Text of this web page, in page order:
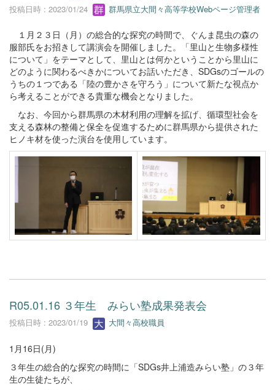
投稿日時 : 2023/01/24 群馬県立大間々高等学校Webページ管理者
１月２３日（月）の総合的な探究の時間で、ぐんま昆虫の森の
服部氏をお招きして講演会を開催しました。「里山と生物多様性
について」をテーマとして、里山とは何かということから里山に
どのように関わるべきかについてお話いただき、SDGsのゴールの
うちの１つである「陸の豊かさを守ろう」について新たな視点か
ら考えることができる貴重な機会となりました。
なお、今回から群馬県の木材利用の理解を拡げ、循環型社会を
支える森林の整備と保全を促進するために群馬県から提供された
ヒノキ材を使った演台を使用しています。
R05.01.16 ３年生 みらい塾成果発表会
投稿日時 : 2023/01/19 大間々高校職員
1月16日(月)
３年生の総合的な探究の時間に「SDGs井上浦造みらい塾」の３年
生の生徒たちが、